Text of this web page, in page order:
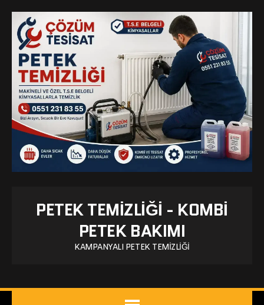
PETEK TEMIZLIĞI - KOMBI
PETEK BAKIMI
KAMPANYALI PETEK TEMIZLIĞI